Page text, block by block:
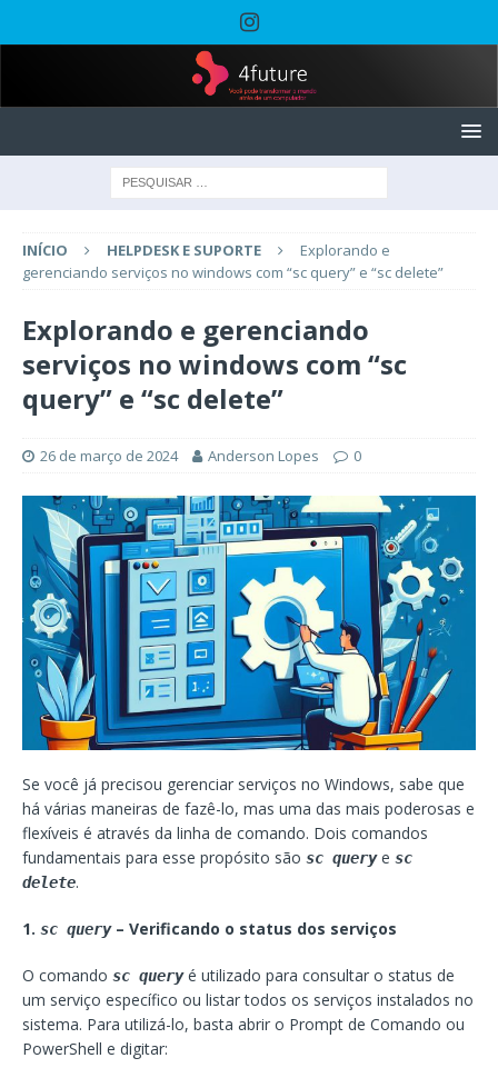
INÍCIO HELPDESK E SUPORTE
Explorando e
gerenciando serviços no windows com “sc query” e “sc delete”
Explorando e gerenciando
serviços no windows com “sc
query” e “sc delete”
26 de março de 2024 Anderson Lopes 0
Se você já precisou gerenciar serviços no Windows, sabe que
há várias maneiras de fazê-lo, mas uma das mais poderosas e
flexíveis é através da linha de comando. Dois comandos
fundamentais para esse propósito são sc querye sc
delete.
1. sc query– Verificando o status dos serviços
O comando sc queryé utilizado para consultar o status de
um serviço específico ou listar todos os serviços instalados no
sistema. Para utilizá-lo, basta abrir o Prompt de Comando ou
PowerShell e digitar: